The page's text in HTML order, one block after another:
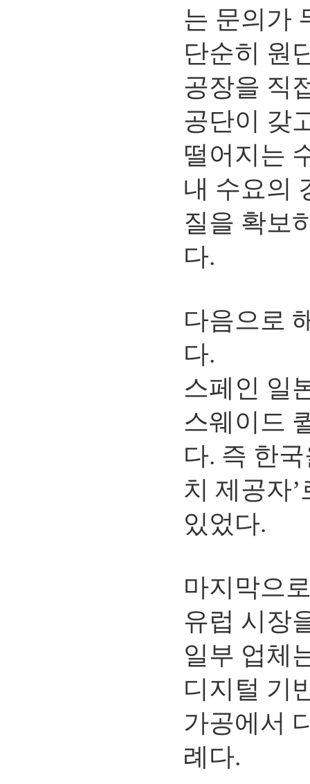
는 문의가
단순히 원
공장을 직
공단이 갖
떨어지는
내 수요의
질을 확보
다.
다음으로
다.
스페인 일
스웨이드
다. 즉 한
치 제공자
있었다.
마지막으
유럽 시장
일부 업체
디지털 기
가공에서
례다.